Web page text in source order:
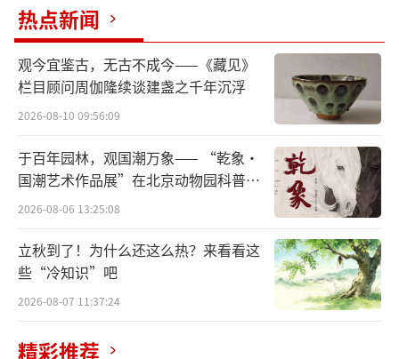
△《胡笳十八拍》明代·佚名·美国大都会艺术博物馆藏
《汉书・西域传》中称，丝绸之路开通的
初期，「自宛以西到安息国……不知铸铁器。
及汉使亡卒降，教铸作它兵器」。由此可
已经通过丝绸之路传入中亚乃至西亚。
为了从汉王朝输入铁器，提高社会的生产
力与军队的战斗力，安息王朝还在安息边境的
木鹿城特设了一个铁器集散地。汉王朝的铁器
源源不断地从这里传入安息，装备了安息国的
热点新闻
观今宜鉴古，无古不成今——《藏见》
栏目顾问周伽隆续谈建盏之千年沉浮
2026-08-10 09:56:09
于百年园林，观国潮万象—— “乾象·
国潮艺术作品展”在北京动物园科普馆
机动展厅开展
2026-08-06 13:25:08
立秋到了！为什么还这么热？来看看这
些“冷知识”吧
2026-08-07 11:37:24
精彩推荐